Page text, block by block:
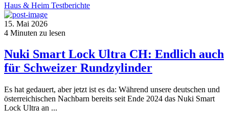
Haus & Heim Testberichte
15. Mai 2026
4 Minuten zu lesen
Nuki Smart Lock Ultra CH: Endlich auch
für Schweizer Rundzylinder
Es hat gedauert, aber jetzt ist es da: Während unsere deutschen und
österreichischen Nachbarn bereits seit Ende 2024 das Nuki Smart
Lock Ultra an ...